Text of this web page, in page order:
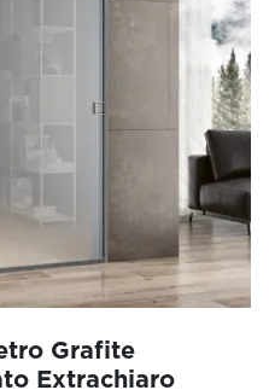
Grafite
Extrachiaro